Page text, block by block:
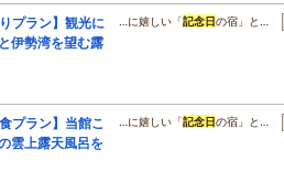
プラン】観光に
伊勢湾を望む露
…に嬉しい「記念日の宿」と…
プラン】当館こ
雲上露天風呂を
…に嬉しい「記念日の宿」と…